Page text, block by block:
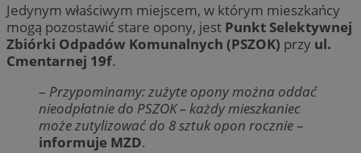
Jedynym właściwym miejscem, w którym mieszkańcy
mogą pozostawić stare opony, jest Punkt Selektywnej
Zbiórki Odpadów Komunalnych (PSZOK) przy ul.
Cmentarnej 19f.
– Przypominamy: zużyte opony można oddać
nieodpłatnie do PSZOK – każdy mieszkaniec
może zutylizować do 8 sztuk opon rocznie–
informuje MZD.